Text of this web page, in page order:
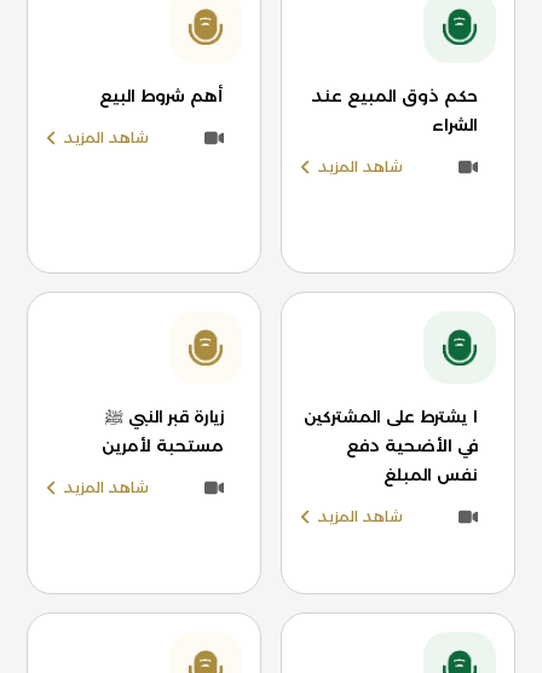
حكم ذوق المبيع عند
الشراء
شاهد المزيد
أهم شروط البيع
شاهد المزيد
ا يشترط على المشتركين
في الأضحية دفع
نفس المبلغ
شاهد المزيد
زيارة قبر النبي ﷺ
مستحبة لأمرين
شاهد المزيد